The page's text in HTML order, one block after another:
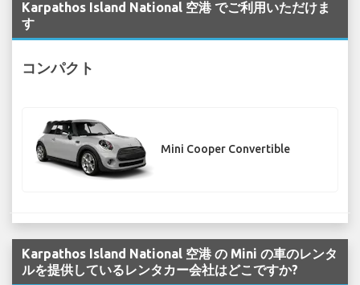
Karpathos Island National 空港 でご利用いただけま
す
コンパクト
Mini Cooper Convertible
Karpathos Island National 空港 の Mini の車のレンタ
ルを提供しているレンタカー会社はどこですか?